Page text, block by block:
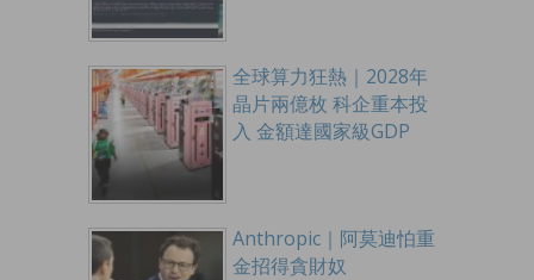
全球算力狂熱｜2028年
晶片兩億枚 科企重本投
入 金額達國家級GDP
Anthropic｜阿莫迪怕重
金招得貪財奴